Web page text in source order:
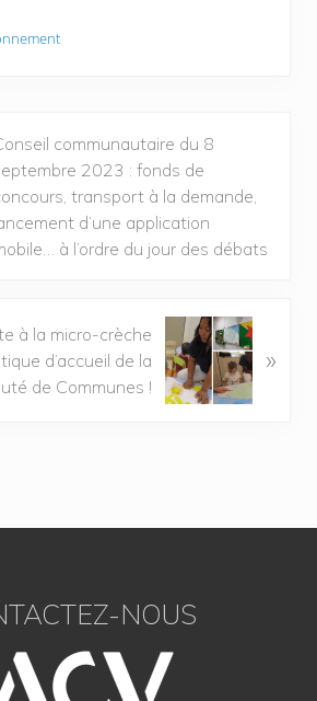
communautaire du 8
2023 : fonds de
transport à la demande,
d’une application
à l’ordre du jour des débats
à la micro-crèche
d’accueil de la
de Communes !
»
NOUS